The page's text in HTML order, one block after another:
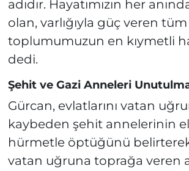
adıdır. Hayatımızın her
olan, varlığıyla güç veren
toplumumuzun en kıymetli
dedi.
Şehit ve Gazi Anneleri
Gürcan, evlatlarını vatan
kaybeden şehit annelerinin
hürmetle öptüğünü belirterek:
vatan uğruna toprağa veren